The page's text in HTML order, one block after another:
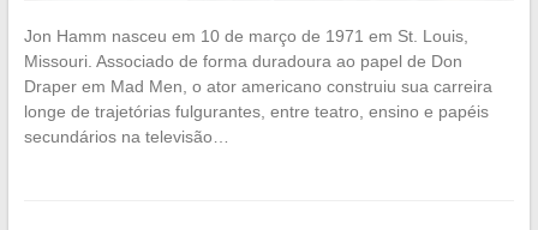
Jon Hamm nasceu em 10 de março de 1971 em St. Louis,
Missouri. Associado de forma duradoura ao papel de Don
Draper em Mad Men, o ator americano construiu sua carreira
longe de trajetórias fulgurantes, entre teatro, ensino e papéis
secundários na televisão…